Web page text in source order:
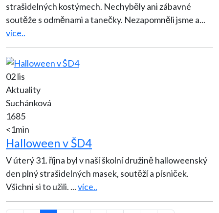
strašidelných kostýmech. Nechyběly ani zábavné
soutěže s odměnami a tanečky. Nezapomněli jsme a...
více..
02 lis
Aktuality
Suchánková
1685
<1min
Halloween v ŠD4
V úterý 31. října byl v naší školní družině halloweenský
den plný strašidelných masek, soutěží a písniček.
Všichni si to užili. ...více..